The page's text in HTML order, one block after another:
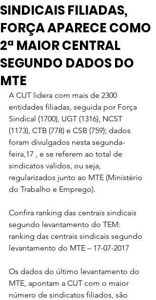
SINDICAIS FILIADAS,
FORÇA APARECE COMO
2ª MAIOR CENTRAL
SEGUNDO DADOS DO
MTE
A CUT lidera com mais de 2300
entidades filiadas, seguida por Força
Sindical (1700), UGT (1316), NCST
(1173), CTB (778) e CSB (759); dados
foram divulgados nesta segunda-
feira,17 , e se referem ao total de
sindicatos validos, ou seja,
regularizados junto ao MTE (Ministério
do Trabalho e Emprego).
Confira ranking das centrais sindicais
segundo levantamento do TEM:
ranking das centrais sindicais segundo
levantamento do MTE – 17-07-2017
Os dados do último levantamento do
MTE, apontam a CUT com o maior
número de sindicatos filiados, são